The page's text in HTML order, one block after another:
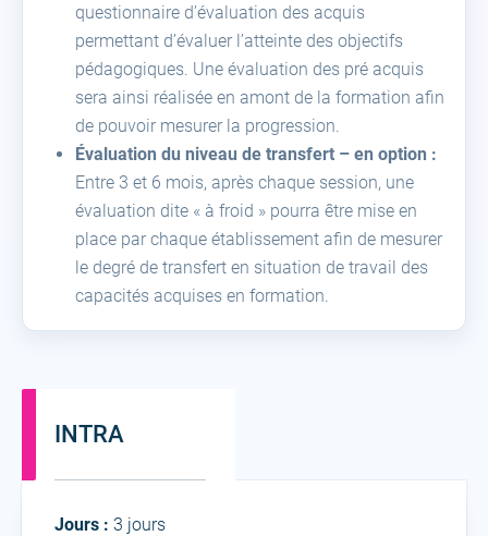
questionnaire d’évaluation des acquis
permettant d’évaluer l’atteinte des objectifs
pédagogiques. Une évaluation des pré acquis
sera ainsi réalisée en amont de la formation afin
de pouvoir mesurer la progression.
Évaluation du niveau de transfert – en option :
Entre 3 et 6 mois, après chaque session, une
évaluation dite « à froid » pourra être mise en
place par chaque établissement afin de mesurer
le degré de transfert en situation de travail des
capacités acquises en formation.
INTRA
IntraJours : 3 jours